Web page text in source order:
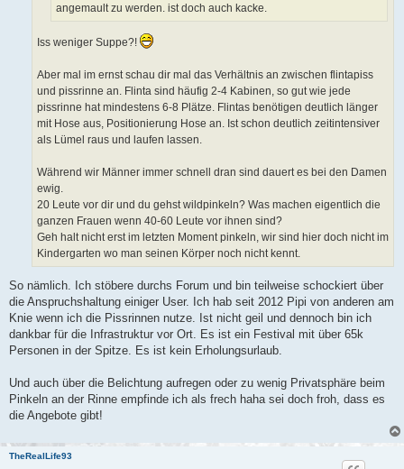
angemault zu werden. ist doch auch kacke.
Iss weniger Suppe?!
Aber mal im ernst schau dir mal das Verhältnis an zwischen flintapiss
und pissrinne an. Flinta sind häufig 2-4 Kabinen, so gut wie jede
pissrinne hat mindestens 6-8 Plätze. Flintas benötigen deutlich länger
mit Hose aus, Positionierung Hose an. Ist schon deutlich zeitintensiver
als Lümel raus und laufen lassen.
Während wir Männer immer schnell dran sind dauert es bei den Damen
ewig.
20 Leute vor dir und du gehst wildpinkeln? Was machen eigentlich die
ganzen Frauen wenn 40-60 Leute vor ihnen sind?
Geh halt nicht erst im letzten Moment pinkeln, wir sind hier doch nicht im
Kindergarten wo man seinen Körper noch nicht kennt.
So nämlich. Ich stöbere durchs Forum und bin teilweise schockiert über
die Anspruchshaltung einiger User. Ich hab seit 2012 Pipi von anderen am
Knie wenn ich die Pissrinnen nutze. Ist nicht geil und dennoch bin ich
dankbar für die Infrastruktur vor Ort. Es ist ein Festival mit über 65k
Personen in der Spitze. Es ist kein Erholungsurlaub.
Und auch über die Belichtung aufregen oder zu wenig Privatsphäre beim
Pinkeln an der Rinne empfinde ich als frech haha sei doch froh, dass es
die Angebote gibt!
TheRealLife93